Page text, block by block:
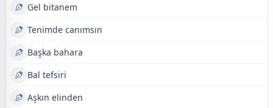
Gel bitanem
Tenimde canımsın
Başka bahara
Bal tefsiri
Aşkın elinden